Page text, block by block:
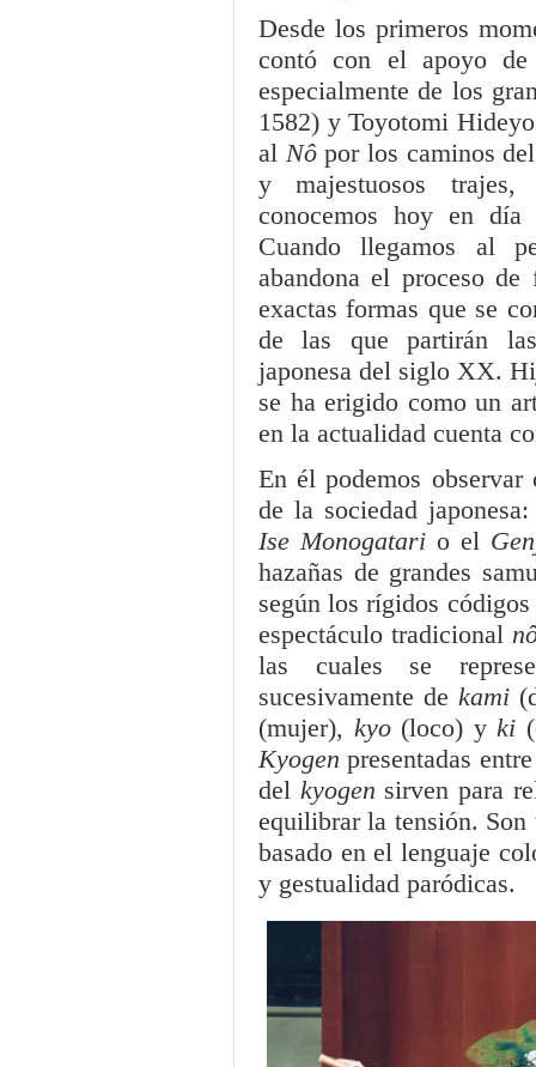
Desde los primeros
contó con el apoyo de
especialmente de los
1582) y Toyotomi
al Nôpor los caminos
y majestuosos
conocemos hoy en
Cuando llegamos al
abandona el proceso
exactas formas que se
de las que partirán
japonesa del siglo XX.
se ha erigido como un
en la actualidad cuenta
En él podemos observar
de la sociedad
Ise Monogatario el
hazañas de grandes
según los rígidos
espectáculo tradicional
las cuales se
sucesivamente de kami
(mujer), kyo (loco) yki
Kyogenpresentadas
del kyogen sirven para
equilibrar la tensión. Son
basado en el lenguaje
y gestualidad paródicas.